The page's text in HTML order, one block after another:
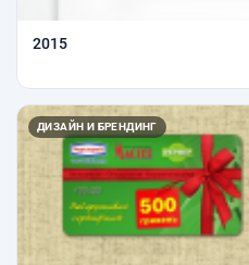
2015
ДИЗАЙН И БРЕНДИНГ